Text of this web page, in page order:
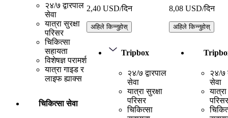
२४/७ द्वारपाल
सेवा
यात्रा सुरक्षा
परिसर
चिकित्सा
सहायता
विशेषज्ञ परामर्श
यात्रा गाइड र
लाइफ ह्याक्स
चिकित्सा सेवा
2,40 USD/दिन
अहिले किन्नुहोस्
Tripbox
२४/७ द्वारपाल
सेवा
यात्रा सुरक्षा
परिसर
चिकित्सा
8,08 USD/दिन
अहिले किन्नुहोस्
२४/७
सेवा
परिसर